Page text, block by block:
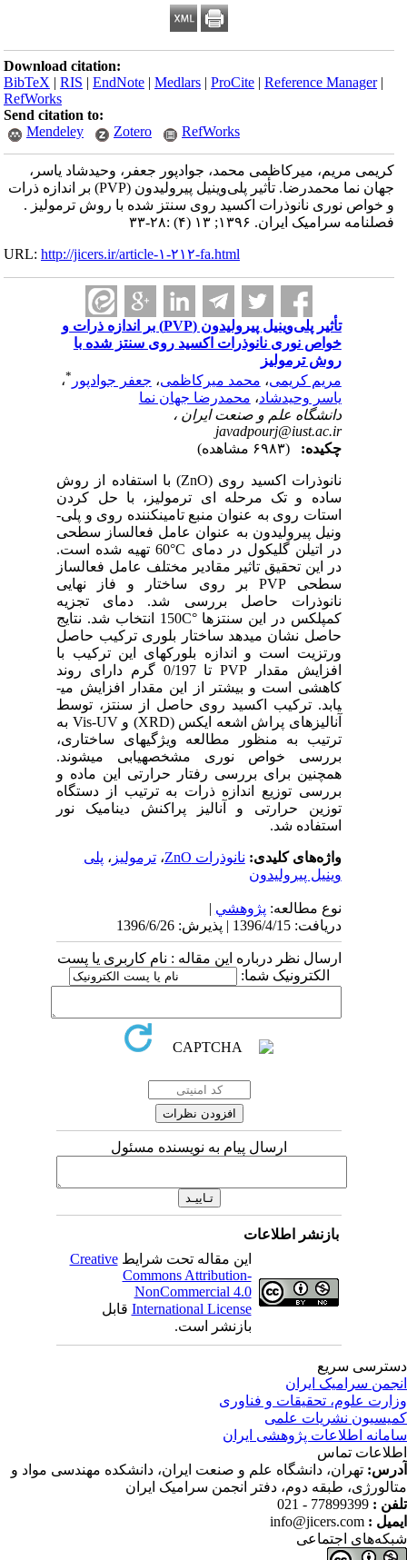
Download citation:
BibTeX |RIS |EndNote |Medlars |ProCite |Reference Manager
RefWorks
Send citation to:
Mendeley
Zotero RefWorks
کریمی مریم، میرکاظمی محمد، جوادپور جعفر، وحیدشاد یاسر،
جهان نما محمدرضا. تأثیر پلی‌وینیل پیرولیدون (PVP) بر اندازه ذرات
و خواص نوری نانوذرات اکسید روی سنتز شده با روش ترمولیز .
فصلنامه سرامیک ایران. ۱۳۹۶; ۱۳ (۴) :۲۸-۳۳
URL:http://jicers.ir/article-۱-۲۱۲-fa.html
تأثیر پلی‌وینیل پیرولیدون (PVP) بر اندازه ذرات و
خواص نوری نانوذرات اکسید روی سنتز شده با
روش ترمولیز
مریم کریمی،محمد میرکاظمی،جعفر جوادپور
،
یاسر وحیدشاد،محمدرضا جهان نما
دانشگاه علم و صنعت ایران ،
javadpourj@iust.ac.ir
چکیده:
نانوذرات اکسید روی)
ZnO
(با استفاده از روش
ساده و تک ­مرحله­ ای ترمولیز، با حل­ کردن
استات روی به عنوان منبع تامین­کننده روی و پلی­
ونیل­ پیرولیدون به عنوان عامل فعال­ساز سطحی
در اتیلن­ گلیکول در دمای°C
60 تهیه شده است.
در این تحقیق تاثیر مقادیر مختلف عامل فعال­ساز
سطحی
PVPبر روی ساختار و فاز نهایی
نانوذرات حاصل بررسی شد. دمای تجزیه
کمپلکس در این سنتز­ها°
C
150 انتخاب شد. نتایج
حاصل نشان می­دهد ساختار بلوری ترکیب حاصل
ورتزیت است و اندازه بلورک­های این ترکیب با
افزایش مقدار
PVP
تا 0/197 گرم دارای روند
کاهشی است و بیشتر از این مقدار افزایش می­
یابد. ترکیب اکسید روی حاصل از سنتز، توسط
آنالیزهای پراش اشعه ایکس ( XRD) وUV
-
Visبه
ترتیب به منظور مطالعه ویژگی­های ساختاری،
بررسی خواص­ نوری مشخصه­یابی می­شوند.
همچنین برای بررسی رفتار حرارتی این ماده و
بررسی توزیع اندازه ذرات به ترتیب از دستگاه
توزین حرارتی و آنالیز پراکنش دینامیک نور
استفاده شد.
واژه‌های کلیدی:نانوذرات ZnO ،ترمولیز، پلی
وینیل پیرولیدون
نوع مطالعه:پژوهشي|
دریافت: 1396/4/15 | پذیرش: 1396/6/26
ارسال نظر درباره این مقاله : نام کاربری یا پست
الکترونیک شما:
ارسال پیام به نویسنده مسئول
بازنشر اطلاعات
این مقاله تحت شرایطCreative
Commons Attribution-
NonCommercial 4.0
International Licenseقابل
بازنشر است.
سریع
سرامیک ایران
علوم، تحقیقات و فناوری
نشریات علمی
اطلاعات پژوهشی ایران
تماس
تهران، دانشگاه علم و صنعت ایران، دانشکده مهندسی مواد و
طبقه دوم، دفتر انجمن سرامیک ایران
:
77899399 - 021
:
info@jicers.com
اجتماعی